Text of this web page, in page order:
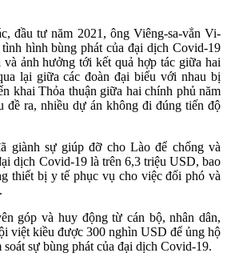
, đầu tư năm 2021 , ông Viêng-sa-vẳn Vi-
hình bùng phát của đại dịchCovid-19
ảnh hưởng tới kết quả hợp tác giữa hai
lại giữa các đoàn đại biểu với nhau bị
khai Thỏa thuận giữa hai chính phủ năm
đề ra, nhiều dự án không đi đúng tiến độ
giành sự giúp đỡ cho Lào để chống và
dịch Covid-19 là trên 6,3triệu USD,bao
thiết bị y tế phục vụ cho việc đối phó và
góp và huy động từ cán bộ, nhân dân,
việt kiều được 300 nghìn USD để ủng hộ
sự bùng phát của đại dịch Covid-19.